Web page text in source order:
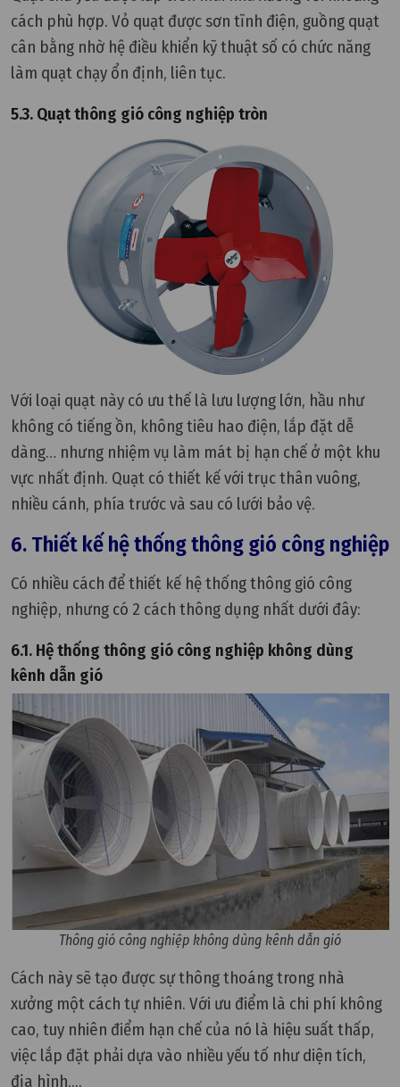
cách phù hợp. Vỏ quạt được sơn tĩnh điện, guồng quạt
cân bằng nhờ hệ điều khiển kỹ thuật số có chức năng
làm quạt chạy ổn định, liên tục.
5.3. Quạt thông gió công nghiệp tròn
Với loại quạt này có ưu thế là lưu lượng lớn, hầu như
không có tiếng ồn, không tiêu hao điện, lắp đặt dễ
dàng… nhưng nhiệm vụ làm mát bị hạn chế ở một khu
vực nhất định. Quạt có thiết kế với trục thân vuông,
nhiều cánh, phía trước và sau có lưới bảo vệ.
6. Thiết kế hệ thống thông gió công nghiệp
Có nhiều cách để thiết kế hệ thống thông gió công
nghiệp, nhưng có 2 cách thông dụng nhất dưới đây:
6.1. Hệ thống thông gió công nghiệp không dùng
kênh dẫn gió
Thông gió công nghiệp không dùng kênh dẫn gió
Cách này sẽ tạo được sự thông thoáng trong nhà
xưởng một cách tự nhiên. Với ưu điểm là chi phí không
cao, tuy nhiên điểm hạn chế của nó là hiệu suất thấp,
việc lắp đặt phải dựa vào nhiều yếu tố như diện tích,
địa hình,...